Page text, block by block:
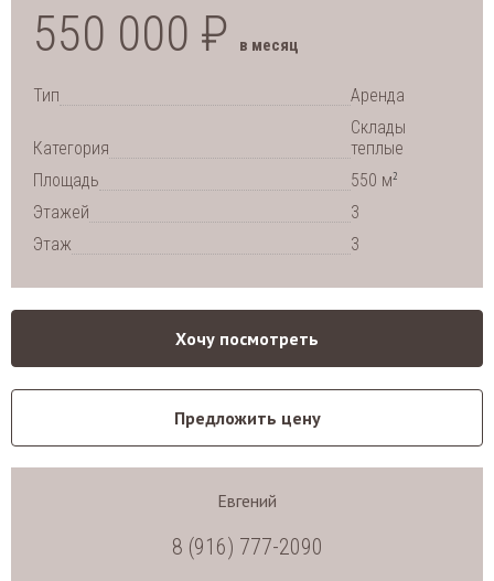
550 000 ₽ в месяц
Тип Аренда
Категория
Склады
теплые
Площадь
550 м2
Этажей
3
Этаж
3
Хочу посмотреть
Предложить цену
Евгений
8 (916) 777-2090